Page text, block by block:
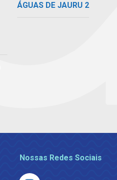
ÁGUAS DE JAURU 2
Nossas Redes Sociais